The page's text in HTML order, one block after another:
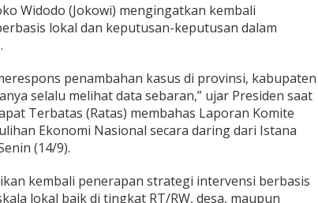
Widodo (Jokowi) mengingatkan kembali
lokal dan keputusan-keputusan dalam
penambahan kasus di provinsi, kabupaten
selalu melihat data sebaran,” ujar Presiden saat
Terbatas (Ratas) membahas Laporan Komite
Ekonomi Nasional secara daring dari Istana
(14/9).
kembali penerapan strategi intervensi berbasis
lokal baik di tingkat RT/RW, desa, maupun